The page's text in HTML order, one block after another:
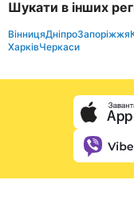
Шукати в інших
ВінницяДніпроЗапоріжжя
ХарківЧеркаси